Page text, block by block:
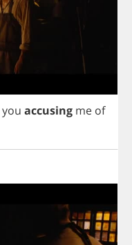
you accusing me of